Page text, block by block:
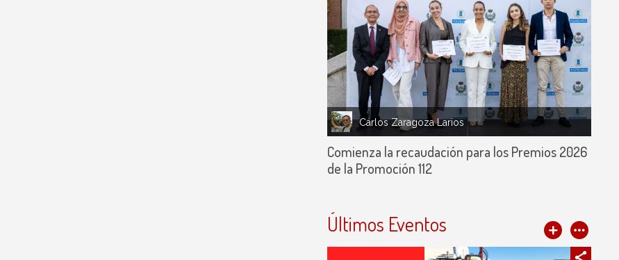
Carlos Zaragoza Larios
Comienza la recaudación para los Premios 2026
de la Promoción 112
Últimos Eventos